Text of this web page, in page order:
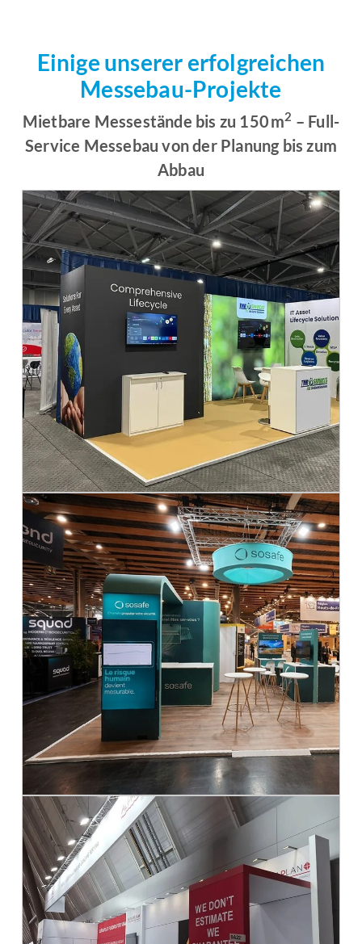
Einige unserer erfolgreichen
Messebau-Projekte
Mietbare Messestände bis zu 150 m2 – Full-
Service Messebau von der Planung bis zum
Abbau